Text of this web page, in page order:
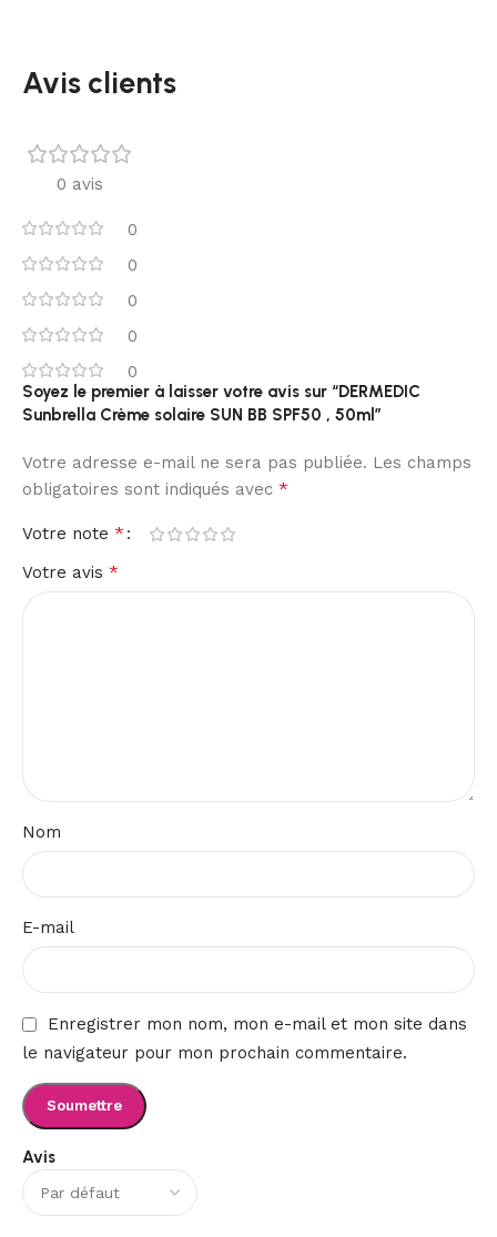
Avis clients
0 avis
0
0
0
0
0
Avis
Soyez le premier à laisser votre avis sur “DERMEDIC
Sunbrella Crème solaire SUN BB SPF50 , 50ml”
Votre adresse e-mail ne sera pas publiée. Les champs
obligatoires sont indiqués avec *
Votre note *
Votre avis *
Nom
E-mail
Enregistrer mon nom, mon e-mail et mon site dans
le navigateur pour mon prochain commentaire.